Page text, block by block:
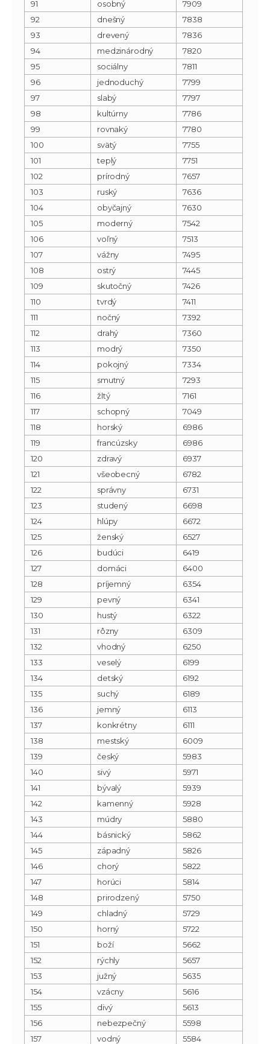
91 osobný
7909
92
dnešný
7838
93
drevený
7836
94
medzinárodný
7820
95
sociálny
7811
96
jednoduchý
7799
97
slabý
7797
98
kultúrny
7786
99
rovnaký
7780
100
svätý
7755
101
teplý
7751
102
prírodný
7657
103
ruský
7636
104
obyčajný
7630
105
moderný
7542
106
voľný
7513
107
vážny
7495
108
ostrý
7445
109
skutočný
7426
110
tvrdý
7411
111
nočný
7392
112
drahý
7360
113
modrý
7350
114
pokojný
7334
115
smutný
7293
116
žltý
7161
117
schopný
7049
118
horský
6986
119
francúzsky
6986
120
zdravý
6937
121
všeobecný
6782
122
správny
6731
123
studený
6698
124
hlúpy
6672
125
ženský
6527
126
budúci
6419
127
domáci
6400
128
príjemný
6354
129
pevný
6341
130
hustý
6322
131
rôzny
6309
132
vhodný
6250
133
veselý
6199
134
detský
6192
135
suchý
6189
136
jemný
6113
137
konkrétny
6111
138
mestský
6009
139
český
5983
140
sivý
5971
141
bývalý
5939
142
kamenný
5928
143
múdry
5880
144
básnický
5862
145
západný
5826
146
chorý
5822
147
horúci
5814
148
prirodzený
5750
149
chladný
5729
150
horný
5722
151
boží
5662
152
rýchly
5657
153
južný
5635
154
vzácny
5616
155
divý
5613
156
nebezpečný
5598
157
vodný
5584